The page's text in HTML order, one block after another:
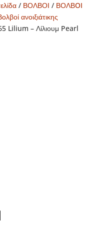
/ ΒΟΛΒΟΙ / ΒΟΛΒOI
ανοιξιάτικης
Lilium – Λίλιουμ Pearl